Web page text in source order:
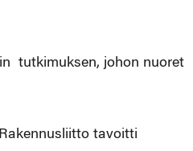
tutkimuksen, johon nuoret
tavoitti